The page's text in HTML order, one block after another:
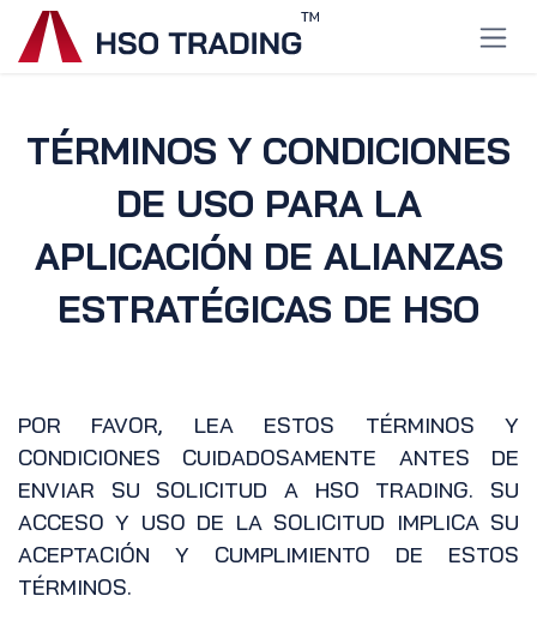
Ir al contenido
TÉRMINOS Y CONDICIONES
DE USO PARA LA
APLICACIÓN DE ALIANZAS
ESTRATÉGICAS DE HSO
POR FAVOR, LEA ESTOS TÉRMINOS Y
CONDICIONES CUIDADOSAMENTE ANTES DE
ENVIAR SU SOLICITUD A HSO TRADING. SU
ACCESO Y USO DE LA SOLICITUD IMPLICA SU
ACEPTACIÓN Y CUMPLIMIENTO DE ESTOS
TÉRMINOS.